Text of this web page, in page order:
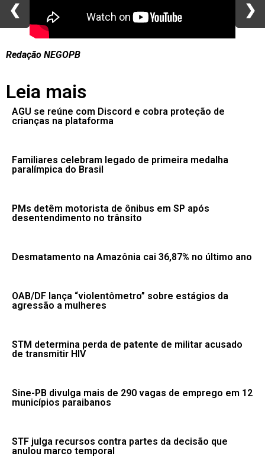
Redação NEGOPB
Leia mais
AGU se reúne com Discord e cobra proteção de
crianças na plataforma
Familiares celebram legado de primeira medalha
paralímpica do Brasil
PMs detêm motorista de ônibus em SP após
desentendimento no trânsito
Desmatamento na Amazônia cai 36,87% no último ano
OAB/DF lança “violentômetro” sobre estágios da
agressão a mulheres
STM determina perda de patente de militar acusado
de transmitir HIV
Sine-PB divulga mais de 290 vagas de emprego em 12
municípios paraibanos
STF julga recursos contra partes da decisão que
anulou marco temporal
❮ ❯
❮ ❯